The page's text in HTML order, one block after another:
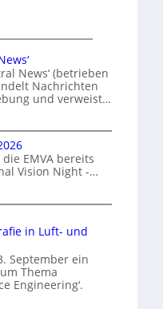
News‘ (betrieben
Nachrichten
und verweist…
EMVA bereits
Vision Night -…
in Luft- und
September ein
Thema
Engineering‘.